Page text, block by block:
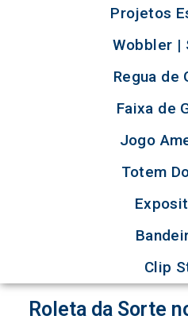
Projetos
Wobbler |
Regua de
Faixa de
Jogo
Totem
Clip
Roleta da Sorte